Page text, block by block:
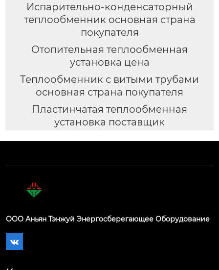
Испарительно-конденсаторный
теплообменник основная страна
покупателя
Отопительная теплообменная
установка цена
Теплообменник с витыми трубами
основная страна покупателя
Пластинчатая теплообменная
установка поставщик
ООО Аньян Тэнжуй Энергосберегающее Оборудование
